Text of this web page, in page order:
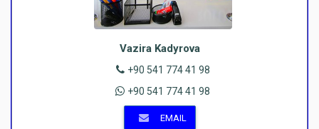
Vazira Kadyrova
+90 541 774 41 98
+90 541 774 41 98
EMAIL